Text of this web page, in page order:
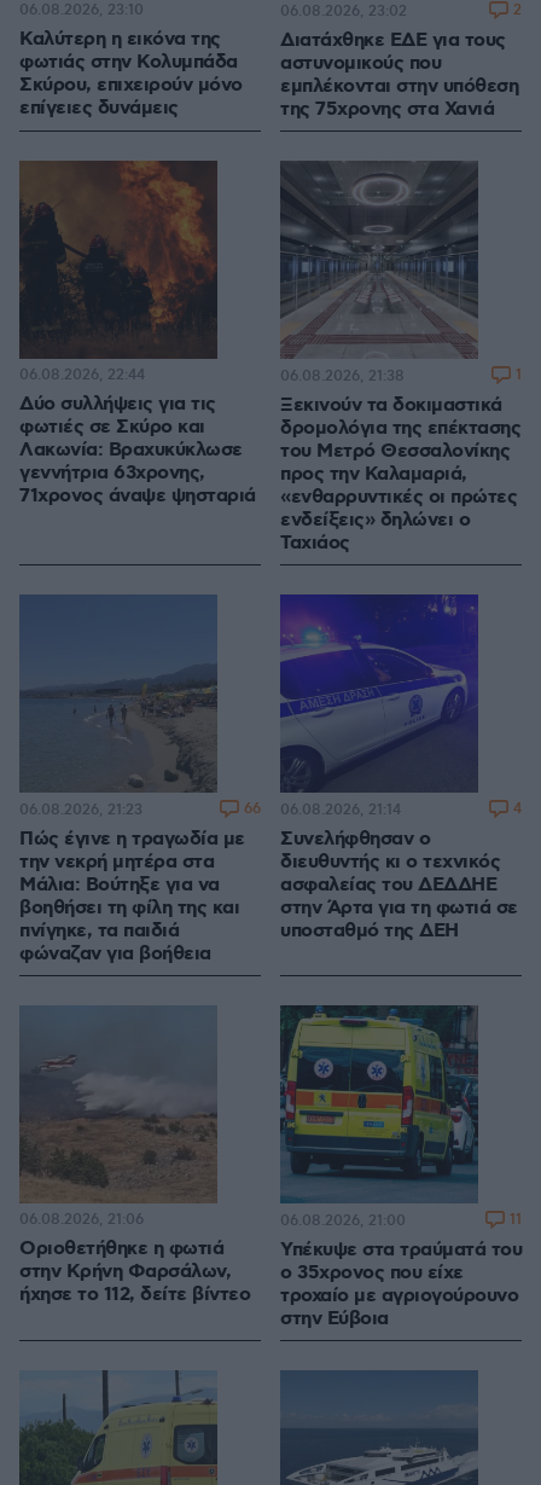
Καλύτερη η εικόνα της
φωτιάς στην Κολυμπάδα
Σκύρου, επιχειρούν μόνο
επίγειες δυνάμεις
06.08.2026, 23:10
Διατάχθηκε ΕΔΕ για τους
αστυνομικούς που
εμπλέκονται στην υπόθεση
της 75χρονης στα Χανιά
06.08.2026, 23:02 2
Δύο συλλήψεις για τις
φωτιές σε Σκύρο και
Λακωνία: Βραχυκύκλωσε
γεννήτρια 63χρονης,
71χρονος άναψε ψησταριά
06.08.2026, 22:44
Ξεκινούν τα δοκιμαστικά
δρομολόγια της επέκτασης
του Μετρό Θεσσαλονίκης
προς την Καλαμαριά,
«ενθαρρυντικές οι πρώτες
ενδείξεις» δηλώνει ο
Ταχιάος
06.08.2026, 21:38 1
Πώς έγινε η τραγωδία με
την νεκρή μητέρα στα
Μάλια: Βούτηξε για να
βοηθήσει τη φίλη της και
πνίγηκε, τα παιδιά
φώναζαν για βοήθεια
06.08.2026, 21:23 66
Συνελήφθησαν ο
διευθυντής κι ο τεχνικός
ασφαλείας του ΔΕΔΔΗΕ
στην Άρτα για τη φωτιά σε
υποσταθμό της ΔΕΗ
06.08.2026, 21:14 4
Οριοθετήθηκε η φωτιά
στην Κρήνη Φαρσάλων,
ήχησε το 112, δείτε βίντεο
06.08.2026, 21:06
Υπέκυψε στα τραύματά του
ο 35χρονος που είχε
τροχαίο με αγριογούρουνο
στην Εύβοια
06.08.2026, 21:00 11